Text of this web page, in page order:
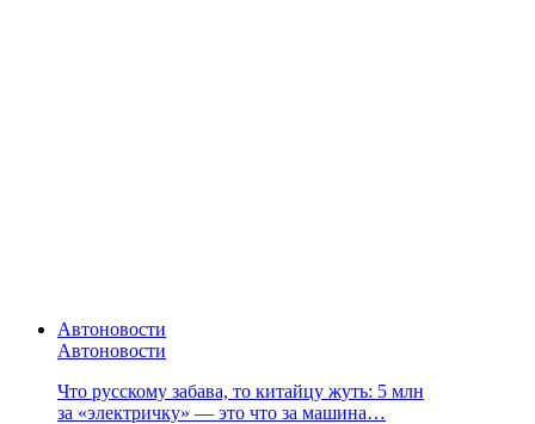
Автоновости
Автоновости
Что русскому забава, то китайцу жуть: 5 млн
за «электричку» — это что за машина…